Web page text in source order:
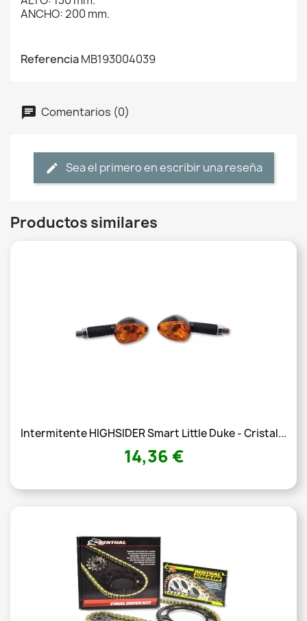
ANCHO: 200 mm.
ReferenciaMB193004039
Comentarios (0)
Sea el primero en escribir una reseña
Productos similares
Intermitente HIGHSIDER Smart Little Duke - Cristal...
14,36 €